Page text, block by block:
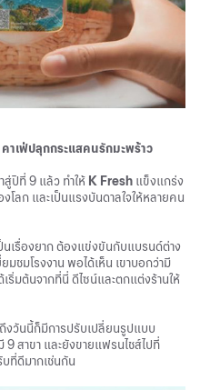
คาเฟ่ปลุกกระแสคนรักมะพร้าว
สู่ปีที่ 9 แล้ว ทำให้ K Fresh แข็งแกร่ง
งโลก และเป็นแรงบันดาลใจให้หลายคน
นเรื่องยาก ต้องแข่งขันกับแบรนด์ต่าง
มชมโรงงาน พอได้เห็น เขาบอกว่ามี
ริ่มต้นจากที่นี่ ดีไซน์และตกแต่งร้านให้
งวันนี้ก็มีการปรับเปลี่ยนรูปแบบ
สาขา และยังขายแฟรนไชส์ไปที่
ที่ดีมากเช่นกัน